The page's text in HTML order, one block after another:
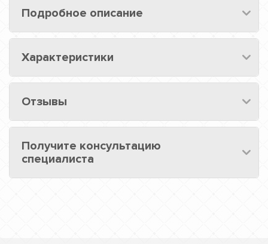
Подробное описание
Характеристики
Отзывы
Получите консультацию
специалиста